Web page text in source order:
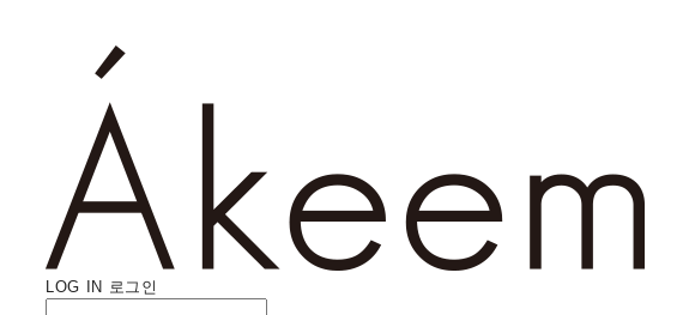
LOG IN 로그인